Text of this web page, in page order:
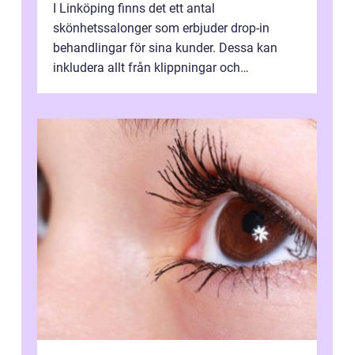
I Linköping finns det ett antal
skönhetssalonger som erbjuder drop-in
behandlingar för sina kunder. Dessa kan
inkludera allt från klippningar och